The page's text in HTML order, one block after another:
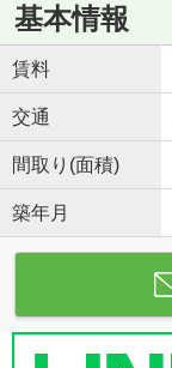
基本情報
賃料
交通
間取り(面積)
築年月